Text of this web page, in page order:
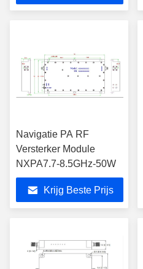
Navigatie PA RF
Versterker Module
NXPA7.7-8.5GHz-50W
Krijg Beste Prijs